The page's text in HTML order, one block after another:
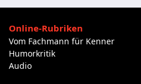
Online-Rubriken
Vom Fachmann für Kenner
Humorkritik
Audio